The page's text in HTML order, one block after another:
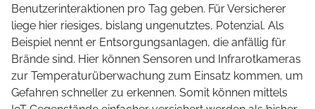
Benutzerinteraktionen pro Tag geben. Für Versicherer
liege hier riesiges, bislang ungenutztes, Potenzial. Als
Beispiel nennt er Entsorgungsanlagen, die anfällig für
Brände sind. Hier können Sensoren und Infrarotkameras
zur Temperaturüberwachung zum Einsatz kommen, um
Gefahren schneller zu erkennen. Somit können mittels